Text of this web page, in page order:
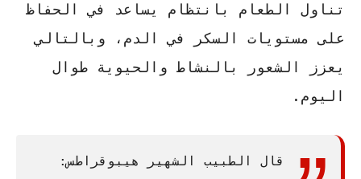
تناول الطعام بانتظام يساعد في الحفاظ
على مستويات السكر في الدم، وبالتالي
يعزز الشعور بالنشاط والحيوية طوال
اليوم.
قال الطبيب الشهير هيبوقراطس: